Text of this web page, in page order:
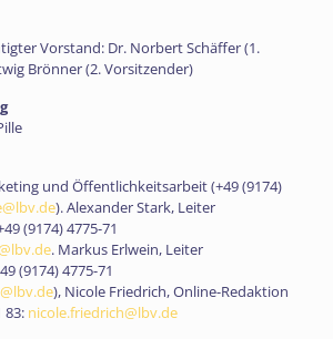
Vorstand: Dr. Norbert Schäffer (1.
Brönner (2. Vorsitzender)
und Öffentlichkeitsarbeit (+49 (9174)
). Alexander Stark, Leiter
(9174) 4775-71
. Markus Erlwein, Leiter
(9174) 4775-71
), Nicole Friedrich, Online-Redaktion
83: nicole.friedrich@lbv.de